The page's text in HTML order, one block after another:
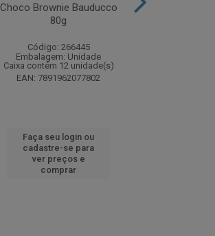
Choco Brownie Bauducco
80g
Código: 266445
Embalagem: Unidade
Caixa contém 12 unidade(s)
EAN: 7891962077802
Faça seu login ou
cadastre-se para
ver preços e
comprar